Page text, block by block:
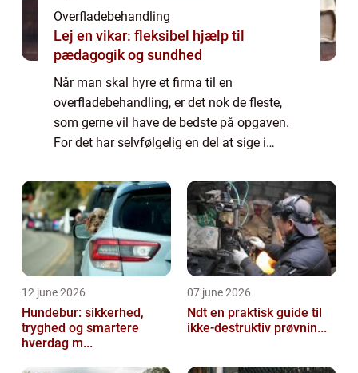
Overfladebehandling
Lej en vikar: fleksibel hjælp til
pædagogik og sundhed
Når man skal hyre et firma til en
overfladebehandling, er det nok de fleste,
som gerne vil have de bedste på opgaven.
For det har selvfølgelig en del at sige i
med. Spørgsmålet er naturligvis bare, hvad
du s...
12 june 2026
Hundebur: sikkerhed,
tryghed og smartere
hverdag m...
07 june 2026
Ndt en praktisk guide til
ikke-destruktiv prøvnin...